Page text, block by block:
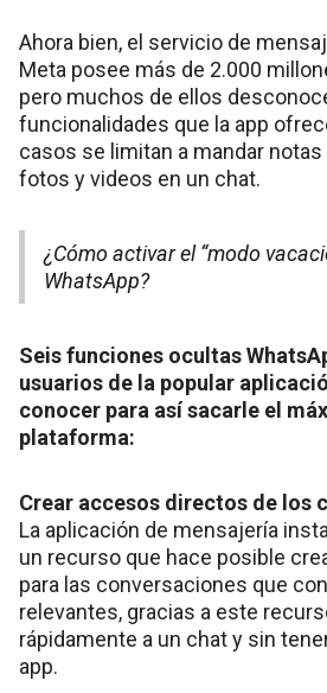
Ahora bien, el servicio de
Meta posee más de 2.000
pero muchos de ellos
funcionalidades que la app
casos se limitan a mandar
fotos y videos en un chat.
¿Cómo activar el “modo
WhatsApp?
Seis funciones ocultas
usuarios de la popular
conocer para así sacarle el
plataforma:
Crear accesos directos de los
La aplicación de mensajería
un recurso que hace posible
para las conversaciones que
relevantes, gracias a este
rápidamente a un chat y sin
app.